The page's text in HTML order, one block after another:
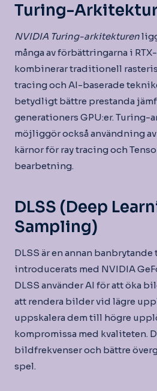
Turing-
NVIDIA Turing-arkitekturen
många av förbättringarna i
kombinerar traditionell
tracing och AI-baserade
betydligt bättre prestanda
generationers GPU:er. Turing-
möjliggör också användning
kärnor för ray tracing och
bearbetning.
DLSS (Deep
Sampling)
DLSS är en annan
introducerats med NVIDIA
DLSS använder AI för att öka
att rendera bilder vid lägre
uppskalera dem till högre
kompromissa med kvaliteten.
bildfrekvenser och bättre
spel.